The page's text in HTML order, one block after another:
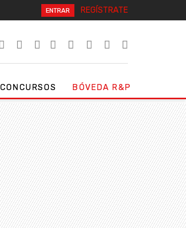
ENTRAR REGÍSTRATE
CONCURSOS BÓVEDA R&P